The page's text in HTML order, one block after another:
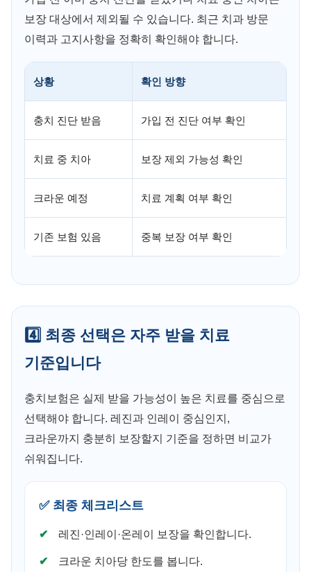
보장 대상에서 제외될 수 있습니다. 최근 치과 방문
이력과 고지사항을 정확히 확인해야 합니다.
상황 확인 방향
충치 진단 받음 가입 전 진단 여부 확인
치료 중 치아 보장 제외 가능성 확인
크라운 예정 치료 계획 여부 확인
기존 보험 있음 중복 보장 여부 확인
4️⃣ 최종 선택은 자주 받을 치료
기준입니다
충치보험은 실제 받을 가능성이 높은 치료를 중심으로
선택해야 합니다. 레진과 인레이 중심인지,
크라운까지 충분히 보장할지 기준을 정하면 비교가
쉬워집니다.
✅ 최종 체크리스트
레진·인레이·온레이 보장을 확인합니다.
크라운 치아당 한도를 봅니다.